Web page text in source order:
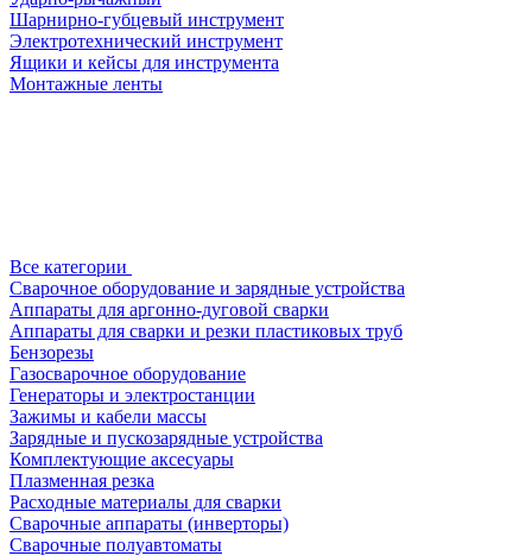
Шарнирно-губцевый инструмент
Электротехнический инструмент
Ящики и кейсы для инструмента
Монтажные ленты
Все категории
Сварочное оборудование и зарядные устройства
Аппараты для аргонно-дуговой сварки
Аппараты для сварки и резки пластиковых труб
Бензорезы
Газосварочное оборудование
Генераторы и электростанции
Зажимы и кабели массы
Зарядные и пускозарядные устройства
Комплектующие аксесуары
Плазменная резка
Расходные материалы для сварки
Сварочные аппараты (инверторы)
Сварочные полуавтоматы